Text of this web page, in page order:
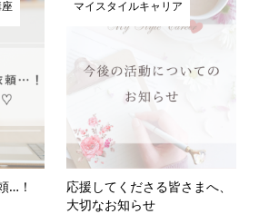
…！
マイスタイルキャリア
応援してくださる皆さまへ、
大切なお知らせ